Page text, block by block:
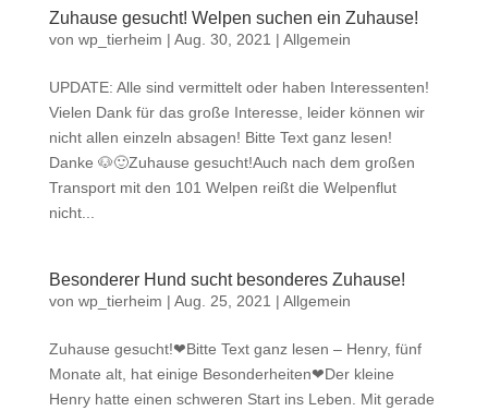
Zuhause gesucht! Welpen suchen ein Zuhause!
von wp_tierheim | Aug. 30, 2021 | Allgemein
UPDATE: Alle sind vermittelt oder haben Interessenten!
Vielen Dank für das große Interesse, leider können wir
nicht allen einzeln absagen! Bitte Text ganz lesen!
Danke 🐶🙂Zuhause gesucht!Auch nach dem großen
Transport mit den 101 Welpen reißt die Welpenflut
nicht...
Besonderer Hund sucht besonderes Zuhause!
von wp_tierheim | Aug. 25, 2021 | Allgemein
Zuhause gesucht!❤Bitte Text ganz lesen – Henry, fünf
Monate alt, hat einige Besonderheiten❤Der kleine
Henry hatte einen schweren Start ins Leben. Mit gerade